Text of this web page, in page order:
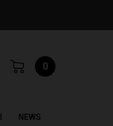
0
NEWS